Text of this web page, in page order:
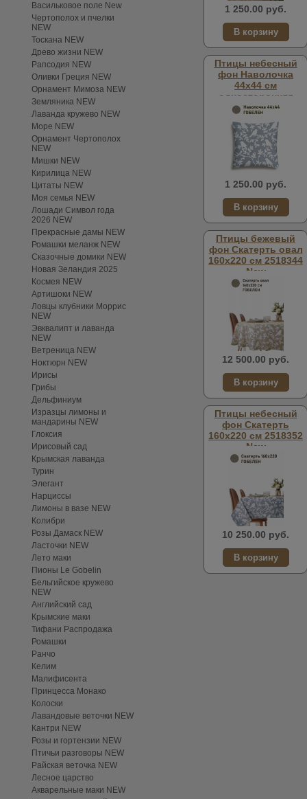
Васильковое поле New
Чертополох и пчелки
NEW
Тоскана NEW
Древо жизни NEW
Рапсодия NEW
Оливки Греция NEW
Орнамент Мимоза NEW
Земляника NEW
Лаванда кружево NEW
Море NEW
Орнамент Чертополох
NEW
Мишки NEW
Кирилица NEW
Цитаты NEW
Моя семья NEW
Лошади Символ года
2026 NEW
Прекрасные дамы NEW
Ромашки меланж NEW
Сказочные домики NEW
Новая Зеландия 2025
Космея NEW
Артишоки NEW
Ловцы клубники Моррис
NEW
Эвквалипт и лаванда
NEW
Ветреница NEW
Ноктюрн NEW
Ирисы
Грибы
Дельфиниум
Изразцы лимоны и
мандарины NEW
Глоксия
Ирисовый сад
Крымская лаванда
Турин
Элегант
Нарциссы
Лимоны в вазе NEW
Колибри
Розы Дамаск NEW
Ласточки NEW
Лето маки
Пионы Le Gobelin
Бельгийское кружево
NEW
Английский сад
Крымские маки
Тифани Распродажа
Ромашки
Ранчо
Келим
Малифисента
Принцесса Монако
Колоски
Лавандовые веточки NEW
Кантри NEW
Розы и гортензии NEW
Птичьи разговоры NEW
Райская веточка NEW
Лесное царство
Акварельные маки NEW
1 250.00 руб.
Птицы небесный
фон Наволочка
44х44 см
односторонняя
2518353 New
1 250.00 руб.
Птицы бежевый
фон Скатерть овал
160х220 см 2518344
New
12 500.00 руб.
Птицы небесный
фон Скатерть
160х220 см 2518352
New
10 250.00 руб.